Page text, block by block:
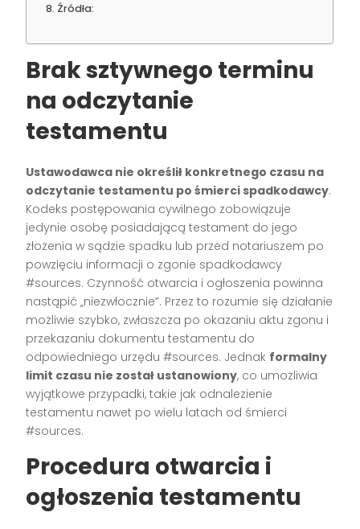
Źródła:
Brak sztywnego terminu
na odczytanie
testamentu
Ustawodawca nie określił konkretnego czasu na
odczytanie testamentu po śmierci spadkodawcy.
Kodeks postępowania cywilnego zobowiązuje
jedynie osobę posiadającą testament do jego
złożenia w sądzie spadku lub przed notariuszem po
powzięciu informacji o zgonie spadkodawcy
#sources. Czynność otwarcia i ogłoszenia powinna
nastąpić „niezwłocznie”. Przez to rozumie się działanie
możliwie szybko, zwłaszcza po okazaniu aktu zgonu i
przekazaniu dokumentu testamentu do
odpowiedniego urzędu #sources. Jednak formalny
limit czasu nie został ustanowiony, co umożliwia
wyjątkowe przypadki, takie jak odnalezienie
testamentu nawet po wielu latach od śmierci
#sources.
Procedura otwarcia i
ogłoszenia testamentu